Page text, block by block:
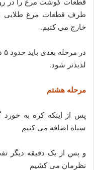
قطعات گوشت مرغ را در
طرف قطعات مرغ طلایی
خارج می کنیم.
لذیذتر شود.
مرحله هشتم
پس از اینکه کره به
سیاه اضافه می کنیم
و پس از یک دقیقه دیگر
نظرمان می کشیم